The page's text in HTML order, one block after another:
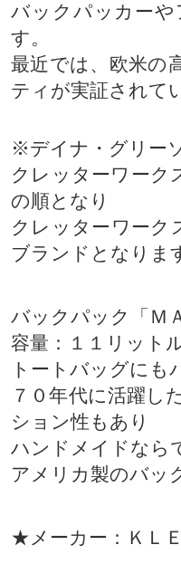
バックパッカー
す。
最近では、欧米の
ティが実証されて
※デイナ・グリー
クレッターワー
の順となり
クレッターワーク
ブランドとなりま
バックパック「Ｍ
容量：１１リット
トートバッグにも
７０年代に活躍し
ション性もあり
ハンドメイドなら
アメリカ製のバッ
★メーカー：ＫＬ